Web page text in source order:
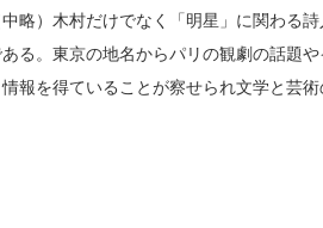
略）木村だけでなく「明星」に関わる
る。東京の地名からパリの観劇の話題
報を得ていることが察せられ文学と芸